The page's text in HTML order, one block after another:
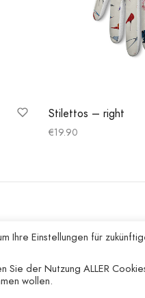
Stilettos – right
€19.90
HILFE
Ihre Einstellungen für
der Nutzung ALLER
wollen.